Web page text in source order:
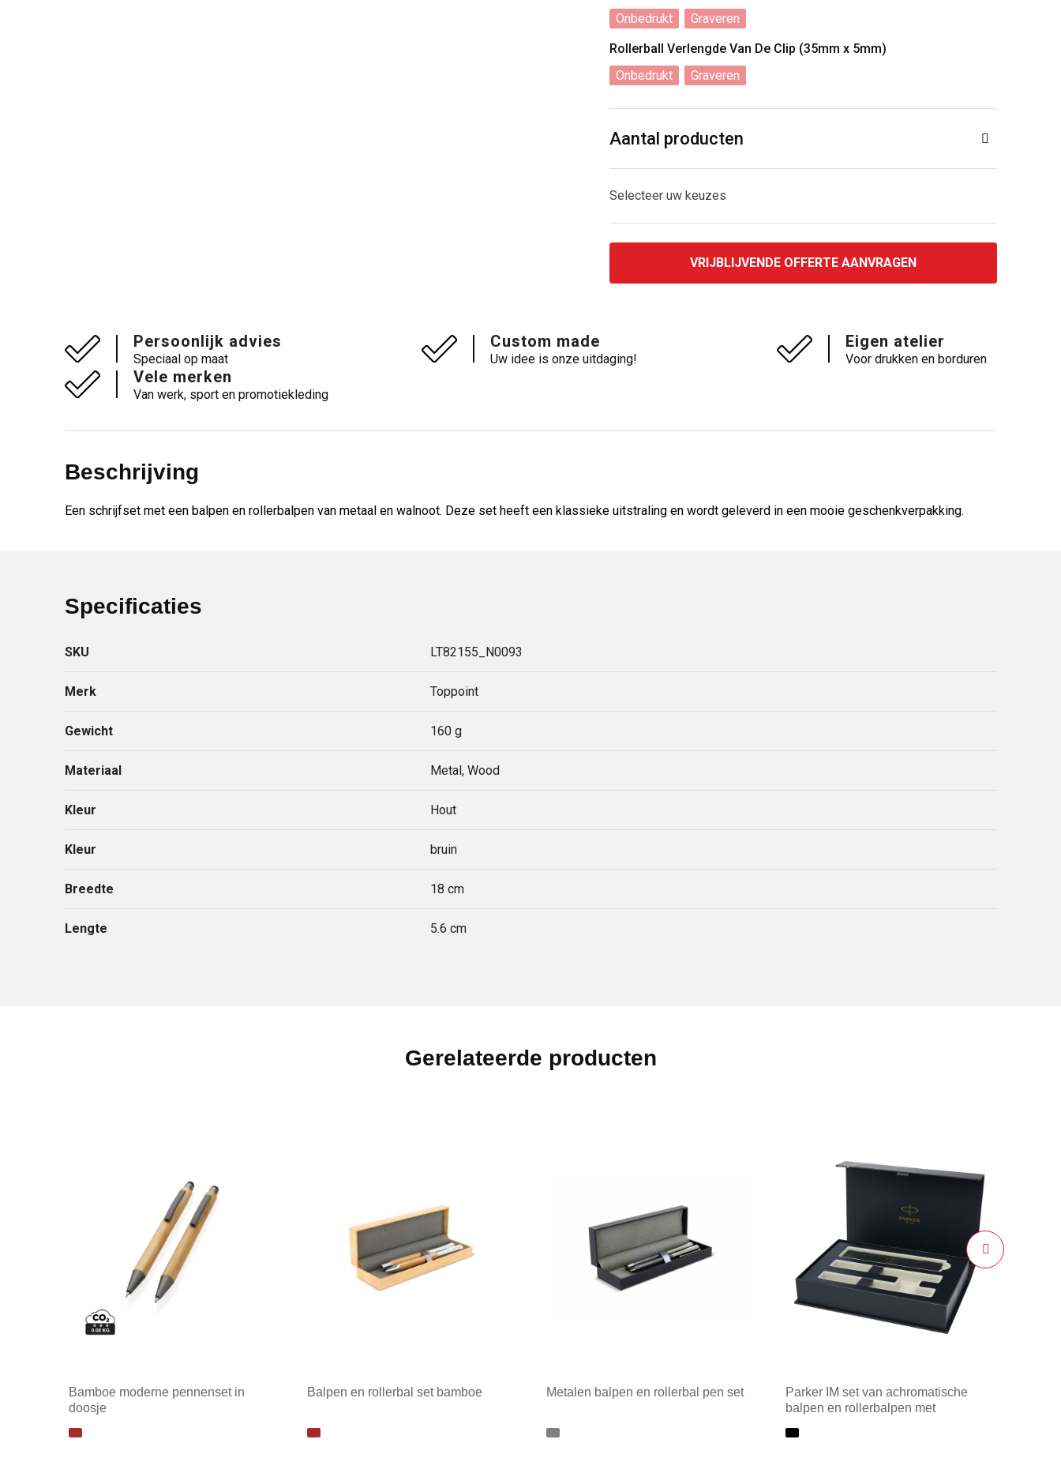
Onbedrukt
Graveren
Rollerball Verlengde Van De Clip (35mm x 5mm)
Onbedrukt
Graveren
Aantal producten
Selecteer uw keuzes
VRIJBLIJVENDE OFFERTE AANVRAGEN
Persoonlijk advies
Speciaal op maat
Custom made
Uw idee is onze uitdaging!
Eigen atelier
Voor drukken en borduren
Vele merken
Van werk, sport en promotiekleding
Beschrijving
Een schrijfset met een balpen en rollerbalpen van metaal en walnoot. Deze set heeft een klassieke uitstraling en wordt geleverd in een mooie geschenkverpakking.
Specificaties
SKU LT82155_N0093
Merk Toppoint
Gewicht 160 g
Materiaal Metal, Wood
Kleur Hout
Kleur bruin
Breedte 18 cm
Lengte 5.6 cm
Gerelateerde producten
Bamboe moderne pennenset in
doosje
Balpen en rollerbal set bamboe Metalen balpen en rollerbal pen set
Parker IM set van achromatische
balpen en rollerbalpen met
inkt)